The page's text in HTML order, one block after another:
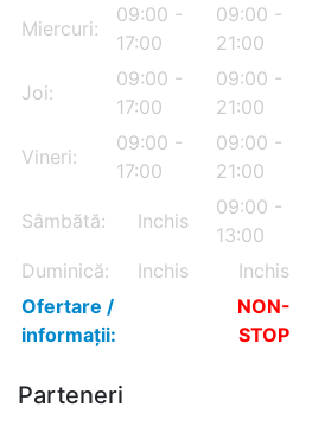
Miercuri:
09:00 -
17:00
09:00 -
21:00
Joi:
09:00 -
17:00
09:00 -
21:00
Vineri:
09:00 -
17:00
09:00 -
21:00
Sâmbătă: Inchis
09:00 -
13:00
Duminică:
Inchis
Inchis
Ofertare /
informații:
NON-
STOP
Parteneri